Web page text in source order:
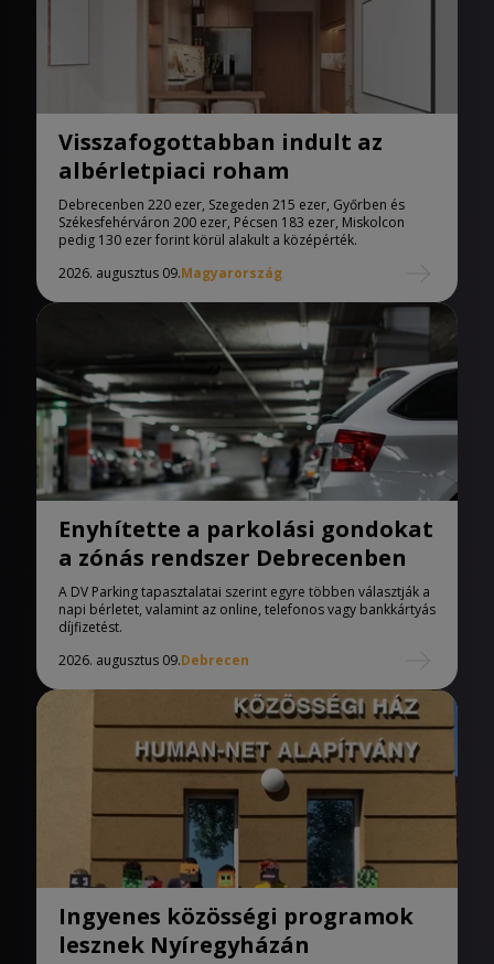
Visszafogottabban indult az
albérletpiaci roham
Debrecenben 220 ezer, Szegeden 215 ezer, Győrben és
Székesfehérváron 200 ezer, Pécsen 183 ezer, Miskolcon
pedig 130 ezer forint körül alakult a középérték.
2026. augusztus 09.Magyarország
Enyhítette a parkolási gondokat
a zónás rendszer Debrecenben
A DV Parking tapasztalatai szerint egyre többen választják a
napi bérletet, valamint az online, telefonos vagy bankkártyás
díjfizetést.
2026. augusztus 09.Debrecen
Ingyenes közösségi programok
lesznek Nyíregyházán